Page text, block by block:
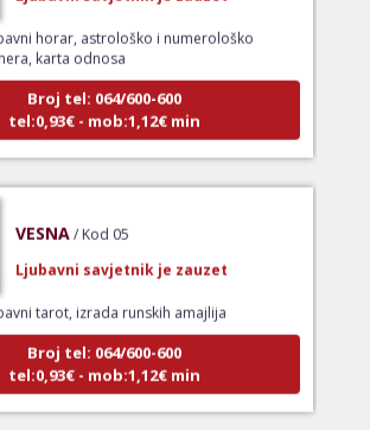
horar, astrološko i numerološko
karta odnosa
Broj tel: 064/600-600
tel:0,93€ - mob:1,12€ min
tarot, izrada runskih amajlija
Broj tel: 064/600-600
tel:0,93€ - mob:1,12€ min